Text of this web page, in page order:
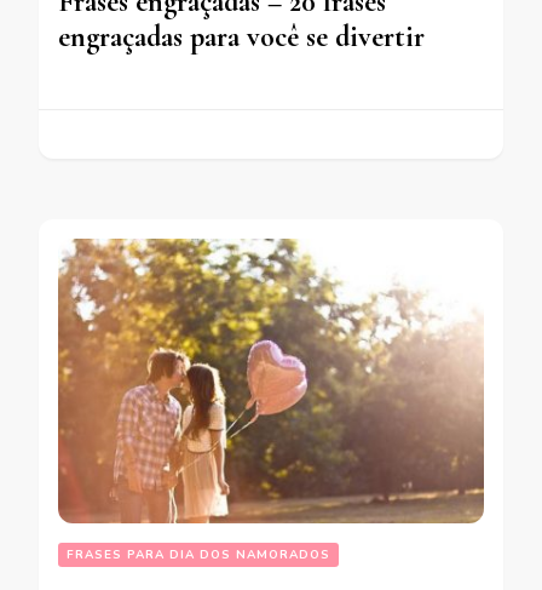
engraçadas para você se divertir
FRASES PARA DIA DOS NAMORADOS